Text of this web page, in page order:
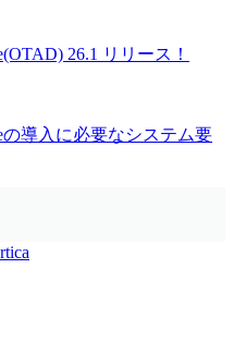
26.1 リリース！
の導入に必要なシステム要